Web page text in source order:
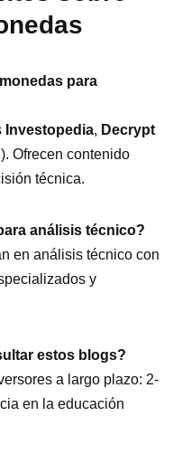
para
Investopedia, Decrypt
Ofrecen contenido
técnica.
análisis técnico?
en análisis técnico con
y
estos blogs?
a largo plazo: 2-
en la educación